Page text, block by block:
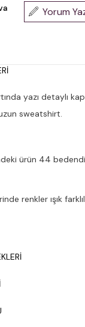
Yorum
yazı detaylı
sweatshirt.
ürün 44
renkler ışık